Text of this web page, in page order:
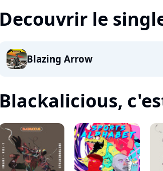
Decouvrir le
Blazing Arrow
Blackalicious,